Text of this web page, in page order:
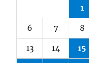
1
6 7 8
13 14 15